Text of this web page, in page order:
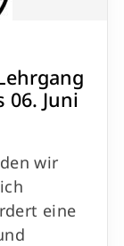
06. Juni
wir
eine